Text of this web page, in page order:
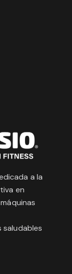
a la
en
saludables